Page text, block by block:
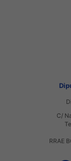
C/
RRAE